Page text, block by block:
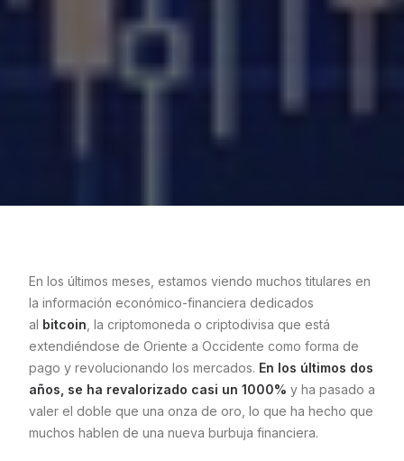
En los últimos meses, estamos viendo muchos titulares en
la información económico-financiera dedicados
al bitcoin , la criptomoneda o criptodivisa que está
extendiéndose de Oriente a Occidente como forma de
pago y revolucionando los mercados. En los últimos dos
años, se ha revalorizado casi un 1000% y ha pasado a
valer el doble que una onza de oro, lo que ha hecho que
muchos hablen de una nueva burbuja financiera.